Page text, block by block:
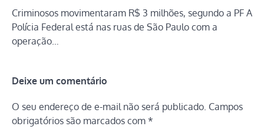
Criminosos movimentaram R$ 3 milhões, segundo a PF A
Polícia Federal está nas ruas de São Paulo com a
operação…
Deixe um comentário
O seu endereço de e-mail não será publicado. Campos
obrigatórios são marcados com *